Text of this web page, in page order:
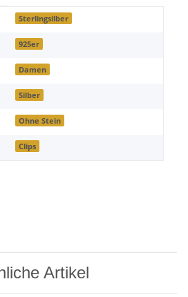
Sterlingsilber
925er
Damen
Silber
Ohne Stein
Clips
Artikel